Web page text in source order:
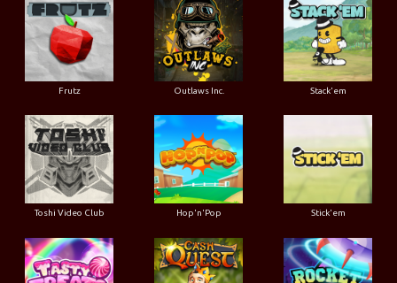
Frutz Outlaws Inc. Stack'em
Toshi Video Club Hop'n'Pop Stick'em